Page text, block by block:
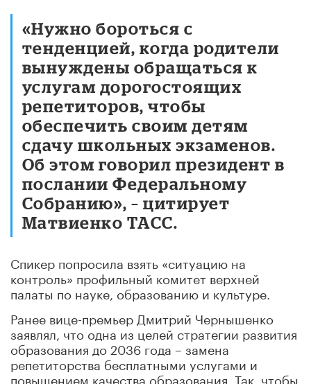
«Нужно бороться с
тенденцией, когда родители
вынуждены обращаться к
услугам дорогостоящих
репетиторов, чтобы
обеспечить своим детям
сдачу школьных экзаменов.
Об этом говорил президент в
послании Федеральному
Собранию», – цитирует
Матвиенко ТАСС.
Спикер попросила взять «ситуацию на
контроль» профильный комитет верхней
палаты по науке, образованию и культуре.
Ранее вице-премьер Дмитрий Чернышенко
заявлял, что одна из целей стратегии развития
образования до 2036 года – замена
репетиторства бесплатными услугами и
повышением качества образования. Так, чтобы